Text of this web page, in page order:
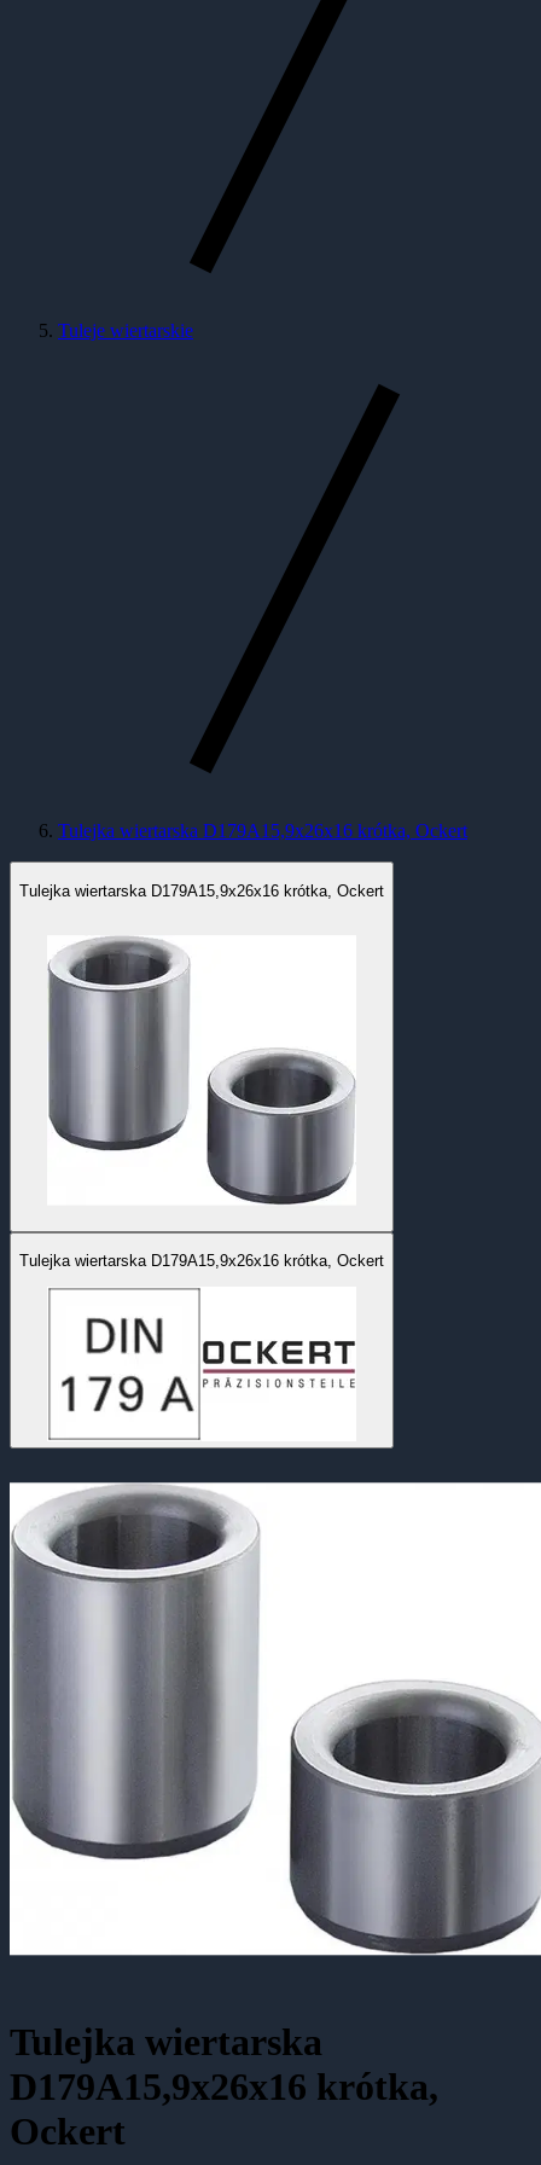
Tuleje wiertarskie
Tulejka wiertarska D179A15,9x26x16 krótka, Ockert
Tulejka wiertarska D179A15,9x26x16 krótka, Ockert
Tulejka wiertarska D179A15,9x26x16 krótka, Ockert
Tulejka wiertarska
D179A15,9x26x16 krótka,
Ockert